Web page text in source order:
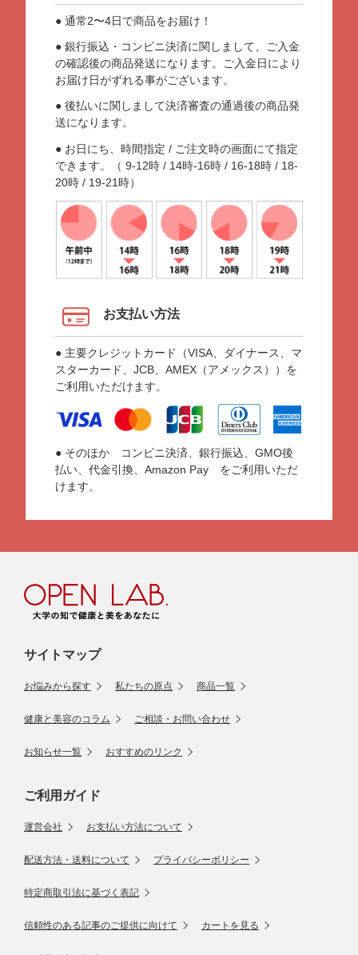
● 通常2〜4日で商品をお届け！
● 銀行振込・コンビニ決済に関しまして、ご入金
の確認後の商品発送になります。ご入金日により
お届け日がずれる事がございます。
● 後払いに関しまして決済審査の通過後の商品発
送になります。
● お日にち、時間指定 / ご注文時の画面にて指定
できます。（ 9-12時 / 14時-16時 / 16-18時 / 18-
20時 / 19-21時）
お支払い方法
● 主要クレジットカード（VISA、ダイナース、マ
スターカード、JCB、AMEX（アメックス））を
ご利用いただけます。
● そのほか コンビニ決済、銀行振込、GMO後
払い、代金引換、Amazon Pay をご利用いただ
けます。
サイトマップ
お悩みから探す 私たちの原点 商品一覧
健康と美容のコラム ご相談・お問い合わせ
お知らせ一覧 おすすめのリンク
ご利用ガイド
運営会社 お支払い方法について
配送方法・送料について プライバシーポリシー
特定商取引法に基づく表記
信頼性のある記事のご提供に向けて カートを見る